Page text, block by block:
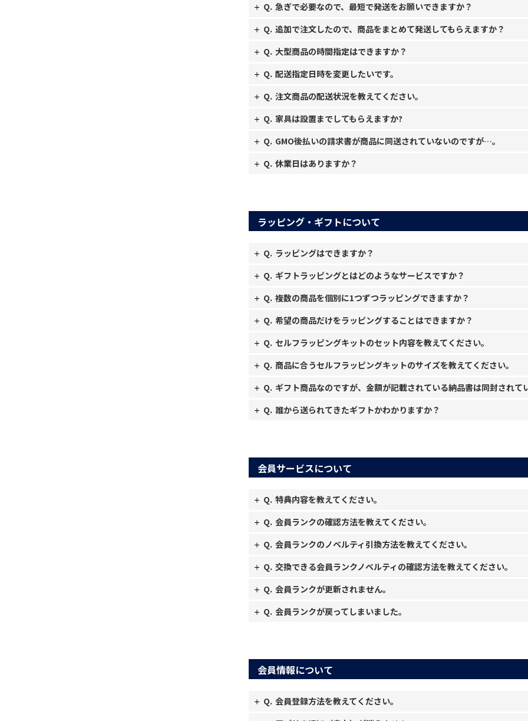
急ぎで必要なので、最短で発送をお願いできますか？
追加で注文したので、商品をまとめて発送してもらえますか？
大型商品の時間指定はできますか？
配送指定日時を変更したいです。
注文商品の配送状況を教えてください。
家具は設置までしてもらえますか?
GMO後払いの請求書が商品に同送されていないのですが…。
休業日はありますか？
ラッピング・ギフトについて
ラッピングはできますか？
ギフトラッピングとはどのようなサービスですか？
複数の商品を個別に1つずつラッピングできますか？
希望の商品だけをラッピングすることはできますか？
セルフラッピングキットのセット内容を教えてください。
セルフラッピングキットの販売はこちら ＞
商品に合うセルフラッピングキットのサイズを教えてください。
ギフト商品なのですが、金額が記載されている納品書は同封されて
誰から送られてきたギフトかわかりますか？
会員サービスについて
特典内容を教えてください。
会員ランクの確認方法を教えてください。
会員ランクのノベルティ引換方法を教えてください。
交換できる会員ランクノベルティの確認方法を教えてください。
会員ランクが更新されません。
会員ランクが戻ってしまいました。
会員情報について
会員登録方法を教えてください。